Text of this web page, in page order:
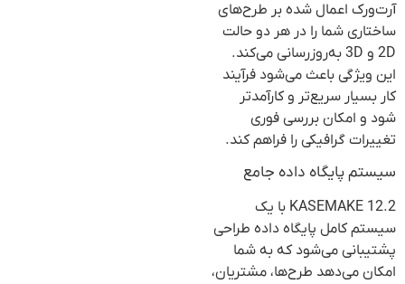
آرت‌ورک اعمال شده بر طرح‌های
ساختاری شما را در هر دو حالت
2D و 3D به‌روزرسانی می‌کند.
این ویژگی باعث می‌شود فرآیند
کار بسیار سریع‌تر و کارآمدتر
شود و امکان بررسی فوری
تغییرات گرافیکی را فراهم کند.
سیستم پایگاه داده جامع
KASEMAKE 12.2 با یک
سیستم کامل پایگاه داده طراحی
پشتیبانی می‌شود که به شما
امکان می‌دهد طرح‌ها، مشتریان،